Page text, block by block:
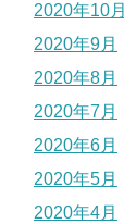
2020年10月
2020年9月
2020年8月
2020年7月
2020年6月
2020年5月
2020年4月